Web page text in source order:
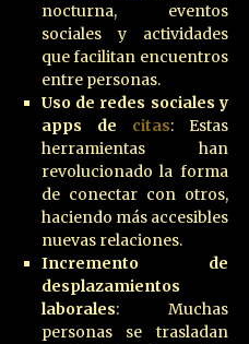
nocturna, eventos
sociales y actividades
que facilitan encuentros
entre personas.
Uso de redes sociales y
apps de citas: Estas
herramientas han
revolucionado la forma
de conectar con otros,
haciendo más accesibles
nuevas relaciones.
Incremento de
desplazamientos
laborales: Muchas
personas se trasladan